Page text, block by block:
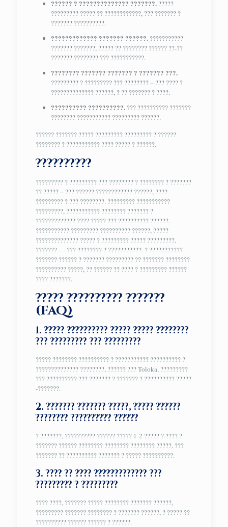
?????? ? ?????????????? ???????.?????
????????? ????? ?? ????????????, ??? ??????? ?
??????? ??????????.
????????????? ??????? ??????.???????????
??????? ???????, ????? ?? ???????? ?????? ??-??
??????? ???????? ??? ???????????.
???????? ??????? ??????? ? ??????? ???.
????????? ? ????????? ??? ???????? – ??? ???? ?
?????????????? ??????, ? ?? ??????? ? ????.
?????????? ??????????.??? ?????????? ???????
???????? ??????????? ????????? ??????.
?????? ??????? ????? ????????? ????????? ? ??????
???????? ? ??????????? ???? ????? ? ??????.
??????????
????????? ? ????????? ??? ???????? ? ???????? ? ???????
?? ????? – ??? ?????? ???????????? ??????, ????
????????? ? ??? ????????. ????????? ???????????
?????????, ??????????? ???????? ??????? ?
????????????? ???? ????? ??? ?????????? ??????.
??????????? ????????? ?????????? ??????, ?????
?????????????? ????? ? ????????? ????? ?????????.
??????? — ??? ???????? ? ???????????. ? ???????????
??????? ?????? ? ??????? ????????? ?? ??????? ????????
?????????? ?????, ?? ?????? ?? ???? ? ????????? ??????
???? ???????.
????? ?????????? ???????
(FAQ)
1. ????? ?????????? ????? ????? ????????
??? ????????? ??? ?????????
????? ???????? ?????????? ? ??????????? ?????????? ?
?????????????? ????????, ?????? ??? Toloka, ?????????
??? ?????????? ??? ??????? ? ??????? ? ?????????? ?????
-???????.
2. ??????? ??????? ?????, ????? ??????
???????? ?????????? ??????
? ???????, ?????????? ?????? ????? 1-2 ????? ? ???? ?
??????? ?????? ???????? ???????? ???????? ?????. ???
??????? ?? ?????????? ??????? ? ????? ??????????.
3. ???? ?? ???? ????????????? ???
????????? ? ?????????
???? ????, ??????? ????? ???????? ??????? ??????,
????????? ??????? ???????? ? ??????? ??????, ? ????? ??
?????????? ?????? ?????? ? ??????.